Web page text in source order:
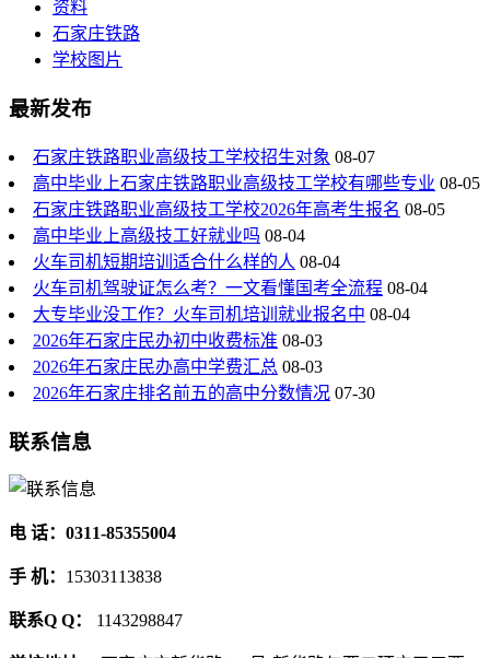
资料
石家庄铁路
学校图片
最新发布
石家庄铁路职业高级技工学校招生对象 08-07
高中毕业上石家庄铁路职业高级技工学校有哪些专业 08-05
石家庄铁路职业高级技工学校2026年高考生报名 08-05
高中毕业上高级技工好就业吗 08-04
火车司机短期培训适合什么样的人 08-04
火车司机驾驶证怎么考？一文看懂国考全流程 08-04
大专毕业没工作？火车司机培训就业报名中 08-04
2026年石家庄民办初中收费标准 08-03
2026年石家庄民办高中学费汇总 08-03
2026年石家庄排名前五的高中分数情况 07-30
联系信息
电 话：0311-85355004
手 机： 15303113838
联系Q Q： 1143298847